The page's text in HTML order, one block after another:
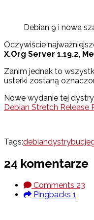
Debian 9 i nowa
Oczywiście
X.Org Server 1.19.2,
Zanim jednak to
usterki zostaną
Nowe wydanie tej
Debian Stretch Release
Tags:debiandystrybucje
24 komentarze
Comments 23
Pingbacks 1